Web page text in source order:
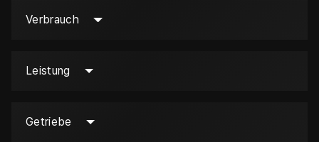
Verbrauch
Leistung
Getriebe